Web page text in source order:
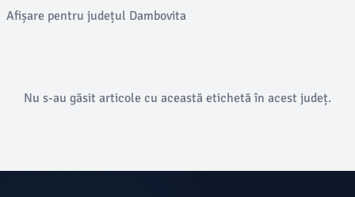
Afișare pentru județul Dambovita
Nu s-au găsit articole cu această etichetă în acest județ.